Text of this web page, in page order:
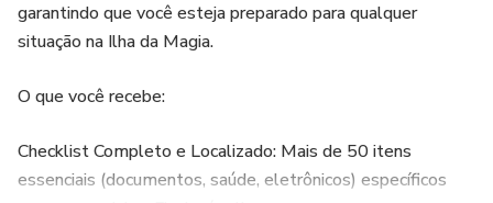
garantindo que você esteja preparado para qualquer
situação na Ilha da Magia.
O que você recebe:
Checklist Completo e Localizado: Mais de 50 itens
essenciais (documentos, saúde, eletrônicos) específicos